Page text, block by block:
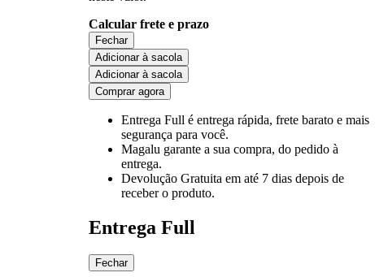
Calcular frete e prazo
Fechar
Adicionar à sacola
Adicionar à sacola
Comprar agora
Entrega Full é entrega rápida, frete barato e mais
segurança para você.
Magalu garante a sua compra, do pedido à
entrega.
Devolução Gratuita em até 7 dias depois de
receber o produto.
Entrega Full
Fechar